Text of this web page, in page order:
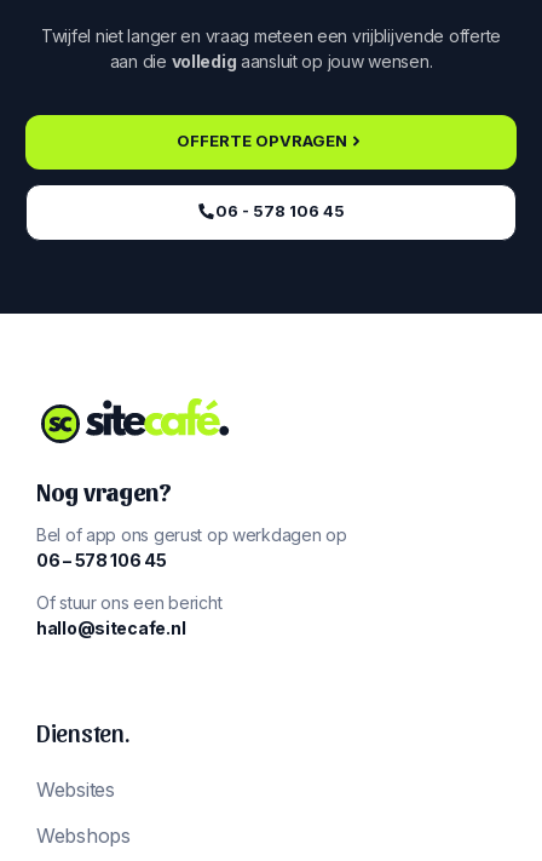
Twijfel niet langer en vraag meteen een vrijblijvende offerte
aan die volledig aansluit op jouw wensen.
OFFERTE OPVRAGEN
06 - 578 106 45‬
Nog vragen?
Bel of app ons gerust op werkdagen op
‪06 – 578 106 45‬
Of stuur ons een bericht
hallo@sitecafe.nl
Diensten.
Websites
Webshops